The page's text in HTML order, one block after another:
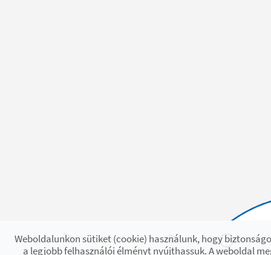
Weboldalunkon sütiket (cookie) használunk, hogy
a legjobb felhasználói élményt nyújthassuk. A weboldal